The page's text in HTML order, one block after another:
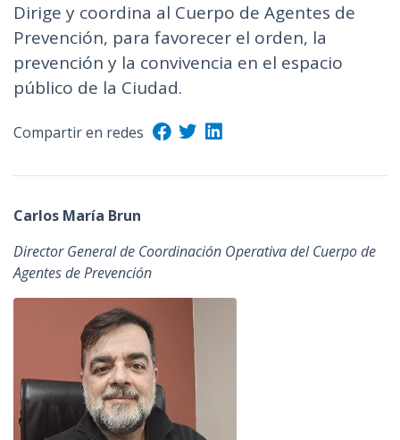
Dirige y coordina al Cuerpo de Agentes de
Prevención, para favorecer el orden, la
prevención y la convivencia en el espacio
público de la Ciudad.
Compartir en redes
Carlos María Brun
Director General de Coordinación Operativa del Cuerpo de
Agentes de Prevención